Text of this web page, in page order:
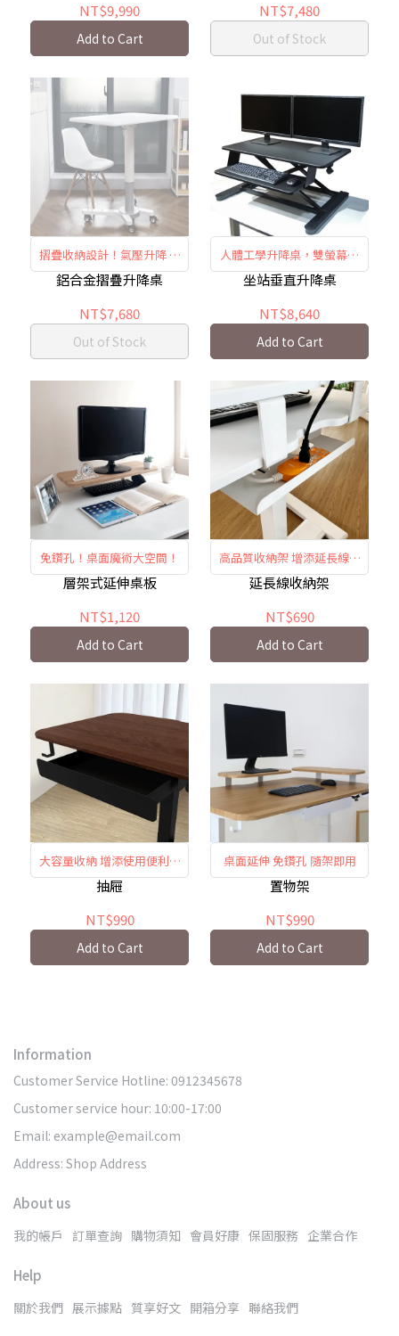
NT$9,990
Add to Cart
NT$7,480
Out of Stock
摺疊收納設計！氣壓升降 堅
固滑順
鋁合金摺疊升降桌
NT$7,680
Out of Stock
人體工學升降桌，雙螢幕坐
站兩用
坐站垂直升降桌
NT$8,640
Add to Cart
免鑽孔！桌面魔術大空間！
層架式延伸桌板
NT$1,120
Add to Cart
高品質收納架 增添延長線使
用便利性
延長線收納架
NT$690
Add to Cart
大容量收納 增添使用便利與
機能
抽屜
NT$990
Add to Cart
桌面延伸 免鑽孔 隨架即用
置物架
NT$990
Add to Cart
Information
Customer Service Hotline: 0912345678
Customer service hour: 10:00-17:00
Email: example@email.com
Address: Shop Address
About us
我的帳戶 訂單查詢 購物須知 會員好康 保固服務 企業合作
Help
關於我們 展示據點 質享好文 開箱分享 聯絡我們